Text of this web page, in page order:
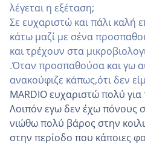
λέγεται η εξέταση;
Σε ευχαριστώ και πάλι καλή
κάτω μαζί με σένα
και τρέχουν στα
.Όταν προσπαθούσα και γω
ανακούφιζε κάπως,ότι δεν
MARDIO ευχαριστώ πολύ για
Λοιπόν εγω δεν έχω πόνους
νιώθω πολύ βάρος στην
στην περίοδο που κάποιες